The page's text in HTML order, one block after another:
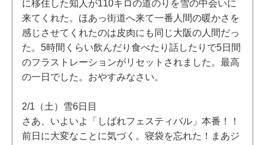
に移住した知人が110キロの道のりを雪の中会いに
来てくれた。ほあっ街道へ来て一番人間の暖かさを
感じさせてくれたのは皮肉にも同じ大阪の人間だっ
た。5時間くらい飲んだり食べたり話したりで5日間
のフラストレーションがリセットされました。最高
の一日でした。おやすみなさい。
2/1（土）雪6日目
さあ、いよいよ「しばれフェスティバル」本番！！
前日に大変なことに気づく。寝袋を忘れた！まあジ